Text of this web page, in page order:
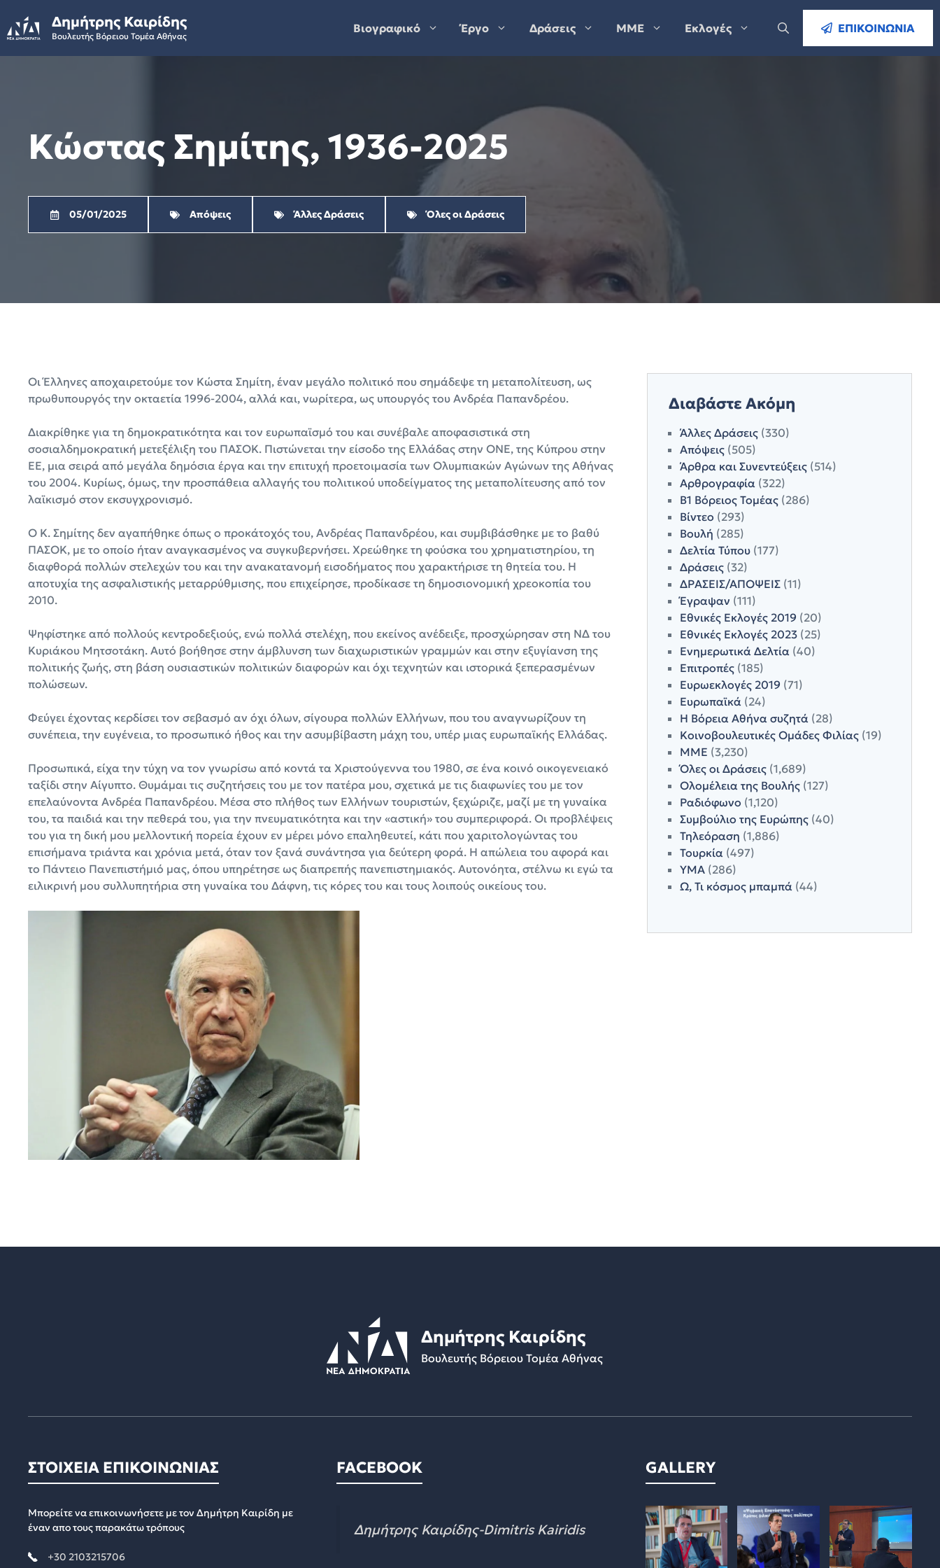
to
content
Δημήτρης Καιρίδης
Βουλευτής Βόρειου Τομέα Αθήνας
Βιογραφικό Έργο Δράσεις ΜΜΕ Εκλογές ΕΠΙΚΟΙΝΩΝΙΑ
Κώστας Σημίτης, 1936-2025
05/01/2025 Απόψεις Άλλες Δράσεις Όλες οι Δράσεις
Οι Έλληνες αποχαιρετούμε τον Κώστα Σημίτη, έναν μεγάλο πολιτικό που σημάδεψε τη μεταπολίτευση, ως
πρωθυπουργός την οκταετία 1996-2004, αλλά και, νωρίτερα, ως υπουργός του Ανδρέα Παπανδρέου.
Διακρίθηκε για τη δημοκρατικότητα και τον ευρωπαϊσμό του και συνέβαλε αποφασιστικά στη
σοσιαλδημοκρατική μετεξέλιξη του ΠΑΣΟΚ. Πιστώνεται την είσοδο της Ελλάδας στην ΟΝΕ, της Κύπρου στην
ΕΕ, μια σειρά από μεγάλα δημόσια έργα και την επιτυχή προετοιμασία των Ολυμπιακών Αγώνων της Αθήνας
του 2004. Κυρίως, όμως, την προσπάθεια αλλαγής του πολιτικού υποδείγματος της μεταπολίτευσης από τον
λαϊκισμό στον εκσυγχρονισμό.
Ο Κ. Σημίτης δεν αγαπήθηκε όπως ο προκάτοχός του, Ανδρέας Παπανδρέου, και συμβιβάσθηκε με το βαθύ
ΠΑΣΟΚ, με το οποίο ήταν αναγκασμένος να συγκυβερνήσει. Χρεώθηκε τη φούσκα του χρηματιστηρίου, τη
διαφθορά πολλών στελεχών του και την ανακατανομή εισοδήματος που χαρακτήρισε τη θητεία του. Η
αποτυχία της ασφαλιστικής μεταρρύθμισης, που επιχείρησε, προδίκασε τη δημοσιονομική χρεοκοπία του
2010.
Ψηφίστηκε από πολλούς κεντροδεξιούς, ενώ πολλά στελέχη, που εκείνος ανέδειξε, προσχώρησαν στη ΝΔ του
Κυριάκου Μητσοτάκη. Αυτό βοήθησε στην άμβλυνση των διαχωριστικών γραμμών και στην εξυγίανση της
πολιτικής ζωής, στη βάση ουσιαστικών πολιτικών διαφορών και όχι τεχνητών και ιστορικά ξεπερασμένων
πολώσεων.
Φεύγει έχοντας κερδίσει τον σεβασμό αν όχι όλων, σίγουρα πολλών Ελλήνων, που του αναγνωρίζουν τη
συνέπεια, την ευγένεια, το προσωπικό ήθος και την ασυμβίβαστη μάχη του, υπέρ μιας ευρωπαϊκής Ελλάδας.
Προσωπικά, είχα την τύχη να τον γνωρίσω από κοντά τα Χριστούγεννα του 1980, σε ένα κοινό οικογενειακό
ταξίδι στην Αίγυπτο. Θυμάμαι τις συζητήσεις του με τον πατέρα μου, σχετικά με τις διαφωνίες του με τον
επελαύνοντα Ανδρέα Παπανδρέου. Μέσα στο πλήθος των Ελλήνων τουριστών, ξεχώριζε, μαζί με τη γυναίκα
του, τα παιδιά και την πεθερά του, για την πνευματικότητα και την «αστική» του συμπεριφορά. Οι προβλέψεις
του για τη δική μου μελλοντική πορεία έχουν εν μέρει μόνο επαληθευτεί, κάτι που χαριτολογώντας του
επισήμανα τριάντα και χρόνια μετά, όταν τον ξανά συνάντησα για δεύτερη φορά. Η απώλεια του αφορά και
το Πάντειο Πανεπιστήμιό μας, όπου υπηρέτησε ως διαπρεπής πανεπιστημιακός. Αυτονόητα, στέλνω κι εγώ τα
ειλικρινή μου συλλυπητήρια στη γυναίκα του Δάφνη, τις κόρες του και τους λοιπούς οικείους του.
Διαβάστε Ακόμη
Άλλες Δράσεις(330)
Απόψεις(505)
Άρθρα και Συνεντεύξεις(514)
Αρθρογραφία(322)
Β1 Βόρειος Τομέας(286)
Βίντεο (293)
Βουλή (285)
Δελτία Τύπου(177)
Δράσεις(32)
ΔΡΑΣΕΙΣ/ΑΠΟΨΕΙΣ(11)
Έγραψαν (111)
Εθνικές Εκλογές 2019 (20)
Εθνικές Εκλογές 2023(25)
Ενημερωτικά Δελτία(40)
Επιτροπές(185)
Ευρωεκλογές 2019 (71)
Ευρωπαϊκά(24)
Η Βόρεια Αθήνα συζητά(28)
Κοινοβουλευτικές Ομάδες Φιλίας(19)
ΜΜΕ (3,230)
Όλες οι Δράσεις(1,689)
Ολομέλεια της Βουλής(127)
Ραδιόφωνο (1,120)
Συμβούλιο της Ευρώπης(40)
Τηλεόραση (1,886)
Τουρκία(497)
ΥΜΑ(286)
Ω, Τι κόσμος μπαμπά(44)
Δημήτρης Καιρίδης
Βουλευτής Βόρειου Τομέα Αθήνας
ΣΤΟΙΧΕΙΑ ΕΠΙΚΟΙΝΩΝΙΑΣ
Μπορείτε να επικοινωνήσετε με τον Δημήτρη Καιρίδη με
έναν απο τους παρακάτω τρόπους
+30 2103215706
FACEBOOK
Δημήτρης Καιρίδης-Dimitris Kairidis
GALLERY